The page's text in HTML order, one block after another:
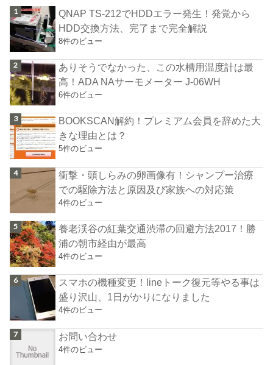
QNAP TS-212でHDDエラー発生！発覚から
HDD交換方法、完了まで完全解説
8件のビュー
ありそうでなかった、この水槽用温度計は最
高！ADA NAサーモメーター J-06WH
6件のビュー
BOOKSCAN解約！プレミアム会員を辞めた大
きな理由とは？
5件のビュー
衝撃・頭しらみの卵画像有！シャンプー治療
での駆除方法と原因及び家族への対応策
4件のビュー
養老渓谷の紅葉交通渋滞の回避方法2017！勝
浦の朝市経由が最高
4件のビュー
スマホの機種変更！lineトーク復元等やる事は
盛り沢山、1日がかりになりました
4件のビュー
お問い合わせ
4件のビュー